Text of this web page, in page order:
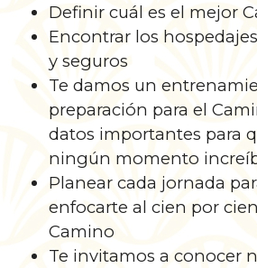
Definir cuál es el mejor
Encontrar los
y seguros
Te damos un
preparación para el
datos importantes para
ningún momento
Planear cada jornada
enfocarte al cien por
Camino
Te invitamos a conocer